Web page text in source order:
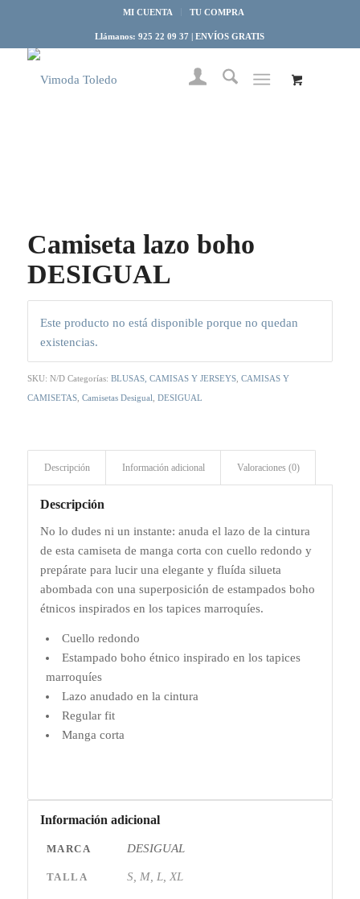
MI CUENTA TU COMPRA
Llámanos: 925 22 09 37 | ENVÍOS GRATIS
Camiseta lazo boho
DESIGUAL
Este producto no está disponible porque no quedan
existencias.
SKU: N/D Categorías: BLUSAS, CAMISAS Y JERSEYS, CAMISAS Y
CAMISETAS, Camisetas Desigual DESIGUAL
Descripción Información adicional Valoraciones (0)
Descripción
No lo dudes ni un instante: anuda el lazo de la cintura
de esta camiseta de manga corta con cuello redondo y
prepárate para lucir una elegante y fluída silueta
abombada con una superposición de estampados boho
étnicos inspirados en los tapices marroquíes.
Cuello redondo
Estampado boho étnico inspirado en los tapices
marroquíes
Lazo anudado en la cintura
Regular fit
Manga corta
Información adicional
MARCA DESIGUAL
TALLA S, M, L, XL